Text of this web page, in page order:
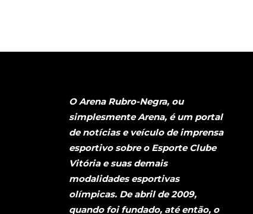
O Arena Rubro-Negra, ou
simplesmente Arena, é um portal
de notícias e veículo de imprensa
esportivo sobre o Esporte Clube
Vitória e suas demais
modalidades esportivas
olímpicas. De abril de 2009,
quando foi fundado, até então, o